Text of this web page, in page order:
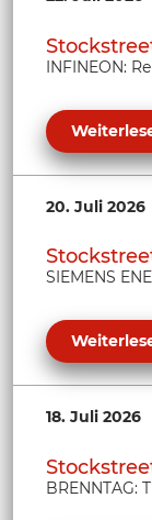
INFINEON:
20. Juli 2026
SIEMENS
18. Juli 2026